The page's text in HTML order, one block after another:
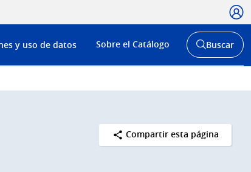
Menú
de
y uso de datos Sobre el Catálogo
Abrir
buscador
Buscar
Compartir esta página